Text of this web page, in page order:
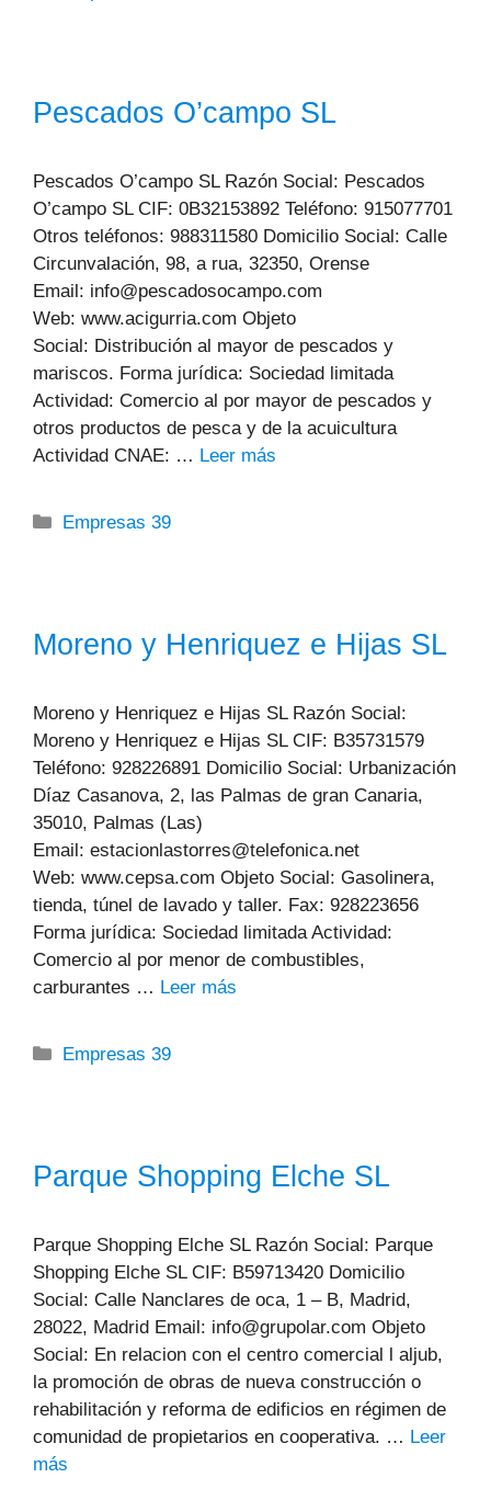
Pescados O’campo SL
Pescados O’campo SL Razón Social: Pescados
O’campo SL CIF: 0B32153892 Teléfono: 915077701
Otros teléfonos: 988311580 Domicilio Social: Calle
Circunvalación, 98, a rua, 32350, Orense
Email: info@pescadosocampo.com
Web: www.acigurria.com Objeto
Social: Distribución al mayor de pescados y
mariscos. Forma jurídica: Sociedad limitada
Actividad: Comercio al por mayor de pescados y
otros productos de pesca y de la acuicultura
Actividad CNAE: … Leer más
Categorías
Empresas 39
Moreno y Henriquez e Hijas SL
Moreno y Henriquez e Hijas SL Razón Social:
Moreno y Henriquez e Hijas SL CIF: B35731579
Teléfono: 928226891 Domicilio Social: Urbanización
Díaz Casanova, 2, las Palmas de gran Canaria,
35010, Palmas (Las)
Email: estacionlastorres@telefonica.net
Web: www.cepsa.com Objeto Social: Gasolinera,
tienda, túnel de lavado y taller. Fax: 928223656
Forma jurídica: Sociedad limitada Actividad:
Comercio al por menor de combustibles,
carburantes … Leer más
Categorías
Empresas 39
Parque Shopping Elche SL
Parque Shopping Elche SL Razón Social: Parque
Shopping Elche SL CIF: B59713420 Domicilio
Social: Calle Nanclares de oca, 1 – B, Madrid,
28022, Madrid Email: info@grupolar.com Objeto
Social: En relacion con el centro comercial l aljub,
la promoción de obras de nueva construcción o
rehabilitación y reforma de edificios en régimen de
comunidad de propietarios en cooperativa. … Leer
más